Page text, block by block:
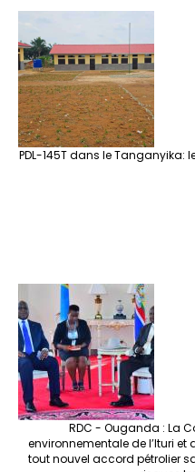
PDL-145T dans le Tanganyika:
RDC - Ouganda : La
environnementale de l’Ituri
tout nouvel accord pétrolier